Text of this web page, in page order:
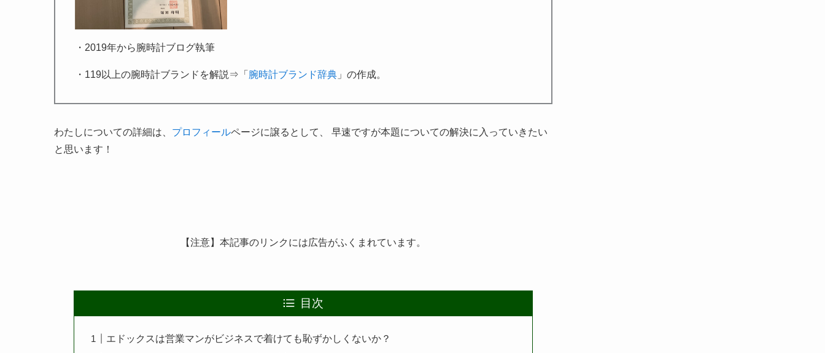
・2019年から腕時計ブログ執筆
・119以上の腕時計ブランドを解説⇒「 腕時計ブランド辞典 」の作成。
わたしについての詳細は、 プロフィールページに譲るとして、 早速ですが本題についての解決に入っていきたい
と思います！
【注意】本記事のリンクには広告がふくまれています。
目次
エドックスは営業マンがビジネスで着けても恥ずかしくないか？